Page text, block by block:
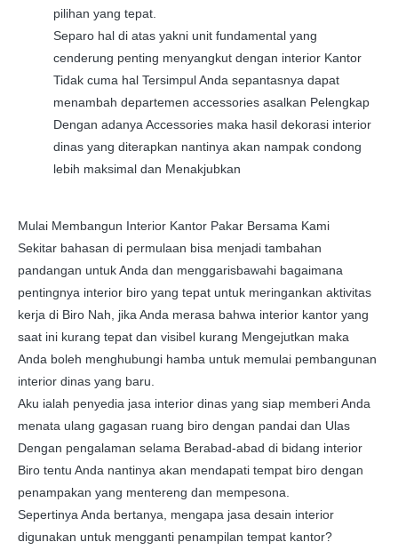
pilihan yang tepat.
Separo hal di atas yakni unit fundamental yang
cenderung penting menyangkut dengan interior Kantor
Tidak cuma hal Tersimpul Anda sepantasnya dapat
menambah departemen accessories asalkan Pelengkap
Dengan adanya Accessories maka hasil dekorasi interior
dinas yang diterapkan nantinya akan nampak condong
lebih maksimal dan Menakjubkan
Mulai Membangun Interior Kantor Pakar Bersama Kami
Sekitar bahasan di permulaan bisa menjadi tambahan
pandangan untuk Anda dan menggarisbawahi bagaimana
pentingnya interior biro yang tepat untuk meringankan aktivitas
kerja di Biro Nah, jika Anda merasa bahwa interior kantor yang
saat ini kurang tepat dan visibel kurang Mengejutkan maka
Anda boleh menghubungi hamba untuk memulai pembangunan
interior dinas yang baru.
Aku ialah penyedia jasa interior dinas yang siap memberi Anda
menata ulang gagasan ruang biro dengan pandai dan Ulas
Dengan pengalaman selama Berabad-abad di bidang interior
Biro tentu Anda nantinya akan mendapati tempat biro dengan
penampakan yang mentereng dan mempesona.
Sepertinya Anda bertanya, mengapa jasa desain interior
digunakan untuk mengganti penampilan tempat kantor?